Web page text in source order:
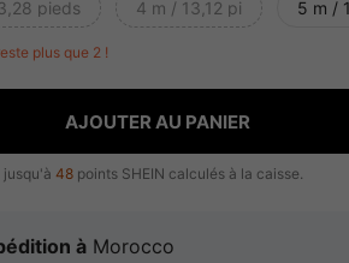
pieds 4 m / 13,12 pi 5 m /
plus que 2 !
AJOUTER AU PANIER
jusqu'à 48 points SHEIN calculés à la caisse.
à Morocco